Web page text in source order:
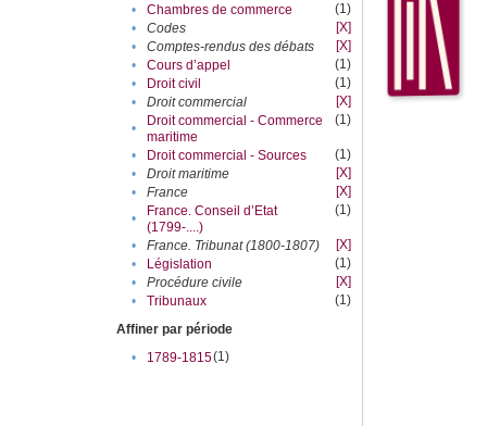
•
Chambres de commerce
(1)
•
Codes
[X]
•
Comptes-rendus des débats
[X]
•
Cours d’appel
(1)
•
Droit civil
(1)
•
Droit commercial
[X]
•
Droit commercial - Commerce
maritime
(1)
• Droit commercial - Sources
(1)
•
Droit maritime
[X]
•
France
[X]
•
France. Conseil d’Etat
(1799-....)
(1)
• France. Tribunat (1800-1807)
[X]
•
Législation
(1)
•
Procédure civile
[X]
•
Tribunaux
(1)
Affiner par période
•
1789-1815(1)